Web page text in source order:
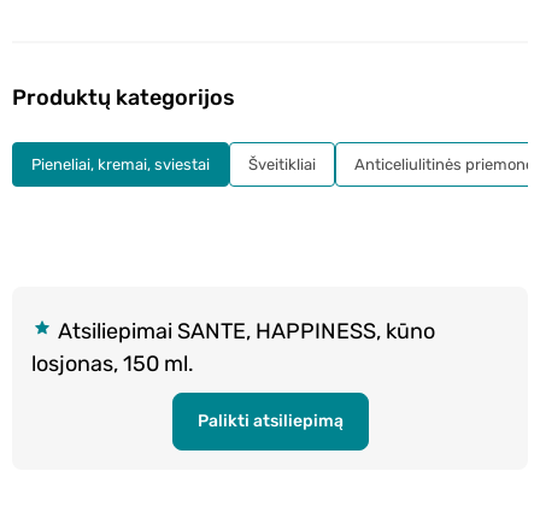
Atsiliepimai SANTE, HAPPINESS, kūno
losjonas, 150 ml.
Palikti atsiliepimą
Produktų kategorijos
Pieneliai, kremai, sviestai Šveitikliai Anticeliulitinės